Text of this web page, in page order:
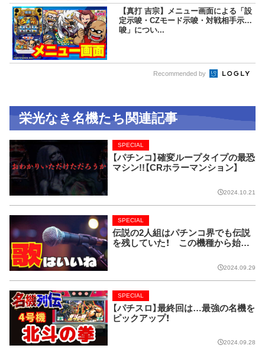
【真打 吉宗】メニュー画面による「設
定示唆・CZモード示唆・対戦相手示
唆」につい...
Recommended by
栄光なき名機たち関連記事
【パチンコ】確変ループタイプの最恐
マシン!!【CRホラーマンション】
SPECIAL
2024.10.21
伝説の2人組はパチンコ界でも伝説
を残していた！ この機種から始ま
SPECIAL
2024.09.29
【パチスロ】最終回は…最強の名機を
ピックアップ！
SPECIAL
2024.09.28